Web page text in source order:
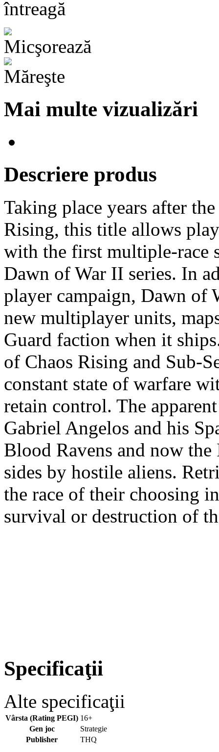
întreagă
Mai multe vizualizări
Descriere produs
Taking place years after
Rising, this title allows
with the first multiple-race
Dawn of War II series. In
player campaign, Dawn of
new multiplayer units,
Guard faction when it
of Chaos Rising and Sub-
constant state of warfare
retain control. The
Gabriel Angelos and his
Blood Ravens and now
sides by hostile aliens.
the race of their choosing
survival or destruction of
Specificaţii
Alte specificaţii
Vârsta (Rating PEGI) 16+
Gen joc
Strategie
Publisher
THQ